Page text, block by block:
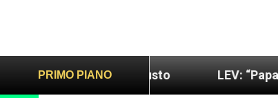
PRIMO PIANO
più sano e giusto LEV: “Papa